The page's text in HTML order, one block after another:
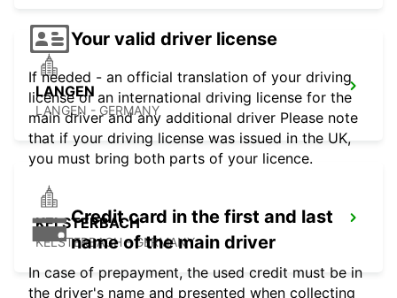
LANGEN
LANGEN - GERMANY
KELSTERBACH
KELSTERBACH - GERMANY
Your valid driver license
If needed - an official translation of your driving
license or an international driving license for the
main driver and any additional driver Please note
that if your driving license was issued in the UK,
you must bring both parts of your licence.
Credit card in the first and last
name of the main driver
In case of prepayment, the used credit must be in
the driver's name and presented when collecting